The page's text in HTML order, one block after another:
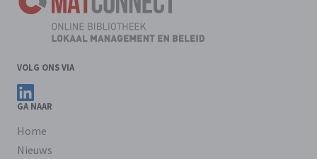
VOLG ONS VIA
Volg ons op LinkedIn
GA NAAR
Home
Nieuws